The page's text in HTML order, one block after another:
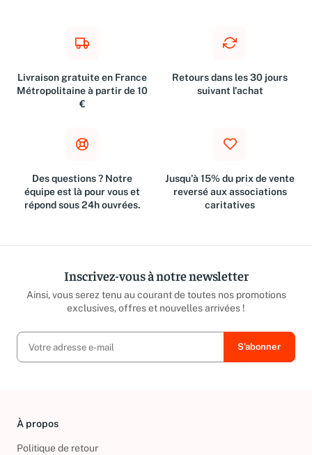
Livraison gratuite en France
Métropolitaine à partir de 10
€
Retours dans les 30 jours
suivant l'achat
Des questions ? Notre
équipe est là pour vous et
répond sous 24h ouvrées.
Jusqu'à 15% du prix de vente
reversé aux associations
caritatives
Inscrivez-vous à notre newsletter
Ainsi, vous serez tenu au courant de toutes nos promotions
exclusives, offres et nouvelles arrivées !
À propos
Politique de retour